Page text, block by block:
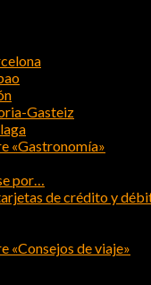
Gasteiz
«Gastronomía»
por…
de crédito y
«Consejos de viaje»